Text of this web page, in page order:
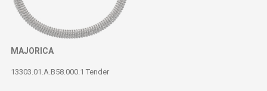
MAJORICA
13303.01.A.B58.000.1 Tender